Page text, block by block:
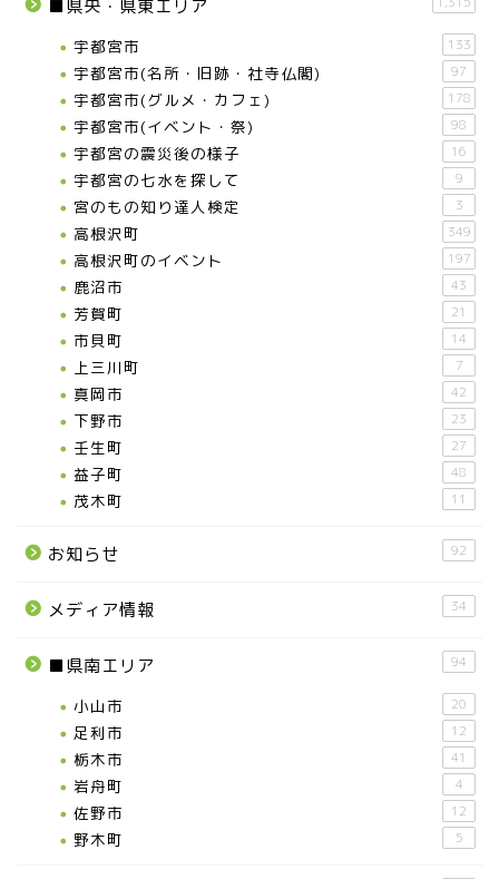
■県央・県東エリア
宇都宮市 133
宇都宮市(名所・旧跡・社寺仏閣) 97
宇都宮市(グルメ・カフェ) 178
宇都宮市(イベント・祭) 98
宇都宮の震災後の様子 16
宇都宮の七水を探して 9
宮のもの知り達人検定 3
高根沢町 349
高根沢町のイベント 197
鹿沼市 43
芳賀町 21
市貝町 14
上三川町 7
真岡市 42
下野市 23
壬生町 27
益子町 48
茂木町 11
お知らせ 92
メディア情報 34
■県南エリア 94
小山市 20
足利市 12
栃木市 41
岩舟町 4
佐野市 12
野木町 5